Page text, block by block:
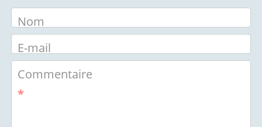
Nom
E-mail
Commentaire
*